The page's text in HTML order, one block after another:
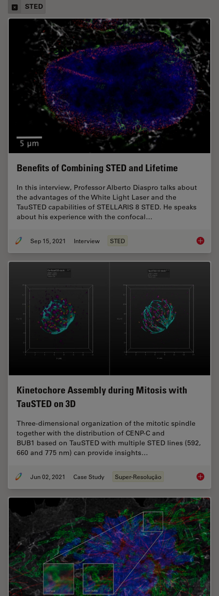
STED
Benefits of Combining STED and Lifetime
In this interview, Professor Alberto Diaspro talks about
the advantages of the White Light Laser and the
TauSTED capabilities of STELLARIS 8 STED. He speaks
about his experience with the confocal…
Sep 15, 2021 Interview STED
Kinetochore Assembly during Mitosis with
TauSTED on 3D
Three-dimensional organization of the mitotic spindle
together with the distribution of CENP-C and
BUB1 based on TauSTED with multiple STED lines (592,
660 and 775 nm) can provide insights…
Jun 02, 2021 Case Study Super-Resolução